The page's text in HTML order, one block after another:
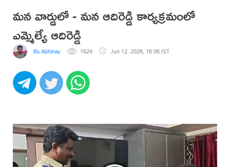
మన వార్డులో - మన ఆదిరెడ్డి కార్యక్రమంలో
ఎమ్మెల్యే ఆదిరెడ్డి
By Abhinay 1624 Jun 12, 2026, 16:06 IST